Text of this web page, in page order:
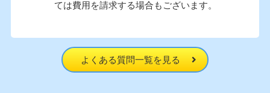
ては費用を請求する場合もございます。
よくある質問一覧を見る